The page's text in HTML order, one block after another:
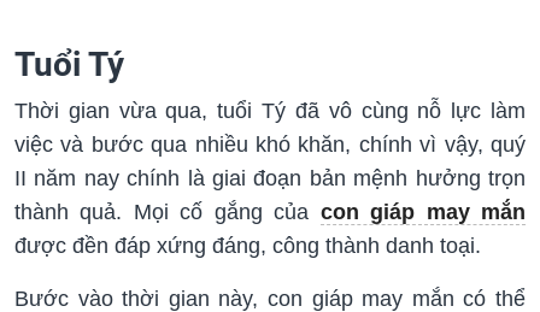
Tuổi Tý
Thời gian vừa qua, tuổi Tý đã vô cùng nỗ lực làm
việc và bước qua nhiều khó khăn, chính vì vậy, quý
II năm nay chính là giai đoạn bản mệnh hưởng trọn
thành quả. Mọi cố gắng của con giáp may mắn
được đền đáp xứng đáng, công thành danh toại.
Bước vào thời gian này, con giáp may mắn có thể